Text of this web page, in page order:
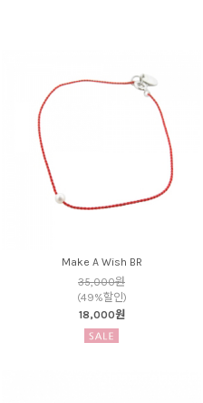
Make A Wish BR
35,000원
(49%할인)
18,000원